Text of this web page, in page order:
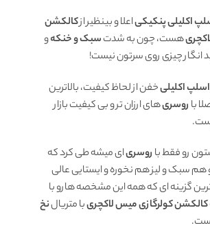
اکلیلی پنکیکیاعلا و بینظیر ازکالکشن
هست، چون به شدتسبک و خنکهو
انگار چیزی روی سرتون نیست!
اکلیلیخفن از لحاظ کیفیت، بالاترین
با روسریهای ارزان تر و بی کیفیت بازار
رو فقط با روسریای میشه طی کرد که
هم سبک و لیز هم نخوره و ایستایی عالی
گزینه ای که همه این مشخصه هارو با
کالکشن کولرگازی میس لاکچریبا متریالنخ